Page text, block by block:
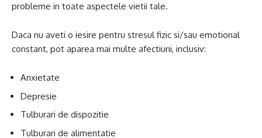
probleme in toate aspectele vietii tale.
Daca nu aveti o iesire pentru stresul fizic si/sau emotional
constant, pot aparea mai multe afectiuni, inclusiv:
Anxietate
Depresie
Tulburari de dispozitie
Tulburari de alimentatie